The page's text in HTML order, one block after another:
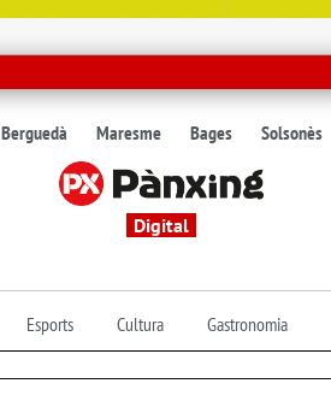
Berguedà Maresme Bages Solsonès
Digital
Esports Cultura Gastronomia